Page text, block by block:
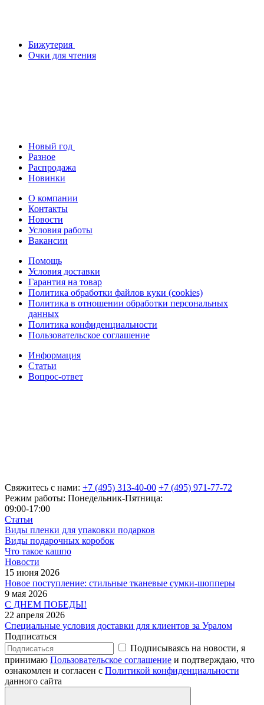
Бижутерия
Очки для чтения
Новый год
Разное
Распродажа
Новинки
О компании
Контакты
Новости
Условия работы
Вакансии
Помощь
Условия доставки
Гарантия на товар
Политика обработки файлов куки (cookies)
Политика в отношении обработки персональных
данных
Политика конфиденциальности
Пользовательское соглашение
Информация
Статьи
Вопрос-ответ
Свяжитесь с нами: +7 (495) 313-40-00 +7 (495) 971-77-72
Режим работы: Понедельник-Пятница:
09:00-17:00
Статьи
Виды пленки для упаковки подарков
Виды подарочных коробок
Что такое кашпо
Новости
15 июня 2026
Новое поступление: стильные тканевые сумки-шопперы
9 мая 2026
С ДНЕМ ПОБЕДЫ!
22 апреля 2026
Специальные условия доставки для клиентов за Уралом
Подписаться
Подписываясь на новости, я
принимаю Пользовательское соглашение и подтверждаю, что
ознакомлен и согласен с Политикой конфиденциальности
данного сайта